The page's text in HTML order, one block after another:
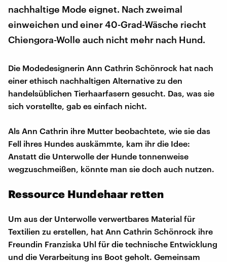
nachhaltige Mode eignet. Nach zweimal
einweichen und einer 40-Grad-Wäsche riecht
Chiengora-Wolle auch nicht mehr nach Hund.
Die Modedesignerin Ann Cathrin Schönrock hat nach
einer ethisch nachhaltigen Alternative zu den
handelsüblichen Tierhaarfasern gesucht. Das, was sie
sich vorstellte, gab es einfach nicht.
Als Ann Cathrin ihre Mutter beobachtete, wie sie das
Fell ihres Hundes auskämmte, kam ihr die Idee:
Anstatt die Unterwolle der Hunde tonnenweise
wegzuschmeißen, könnte man sie doch auch nutzen.
Ressource Hundehaar retten
Um aus der Unterwolle verwertbares Material für
Textilien zu erstellen, hat Ann Cathrin Schönrock ihre
Freundin Franziska Uhl für die technische Entwicklung
und die Verarbeitung ins Boot geholt. Gemeinsam